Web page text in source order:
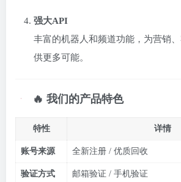
强大API
丰富的机器人和频道功能，为营销
供更多可能。
🔥 我们的产品特色
特性 详情
账号来源 全新注册 / 优质回收
验证方式 邮箱验证 / 手机验证